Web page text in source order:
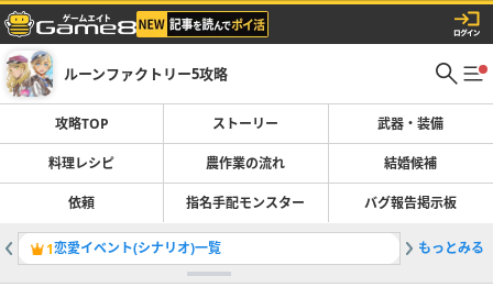
ルーンファクトリー5攻略
攻略TOP ストーリー 武器・装備
料理レシピ 農作業の流れ 結婚候補
依頼 指名手配モンスター バグ報告掲示板
1恋愛イベント(シナリオ)一覧 もっとみる